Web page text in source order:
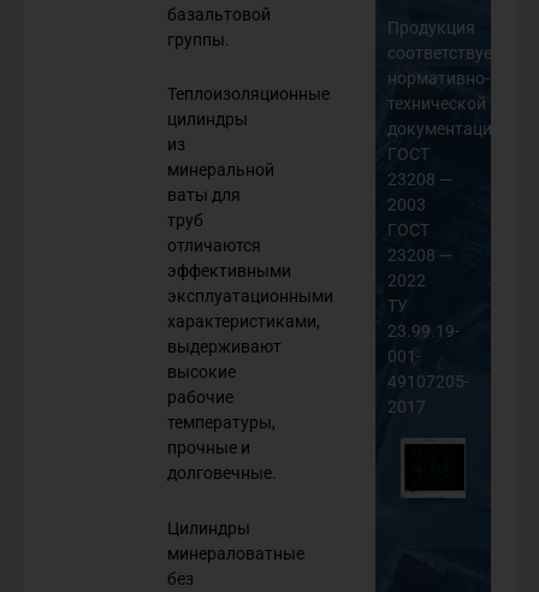
базальтовой
группы.
Теплоизоляционные
цилиндры
из
минеральной
ваты для
труб
отличаются
эффективными
эксплуатационными
характеристиками,
выдерживают
высокие
рабочие
температуры,
прочные и
долговечные.
Цилиндры
минераловатные
без
Продукция
соответствует
нормативно-
технической
документации:
ГОСТ
23208 —
2003
ГОСТ
23208 —
2022
ТУ
23.99.19-
001-
49107205-
2017